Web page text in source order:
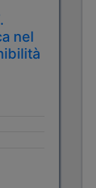
nel